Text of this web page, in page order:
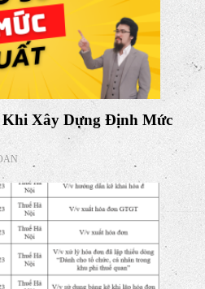
Khi Xây Dựng Định Mức